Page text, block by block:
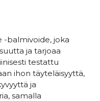
-balmivoide, joka
ja tarjoaa
testattu
ihon täyteläisyyttä,
ja
samalla